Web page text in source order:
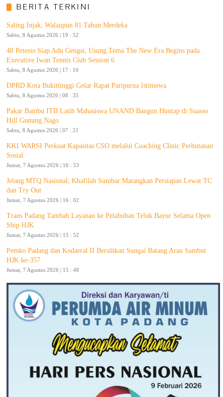
BERITA TERKINI
Saling Injak, Walaupun 81 Tahun Merdeka
Sabtu, 8 Agustus 2026 | 19 : 52
48 Petenis Siap Adu Gengsi, Usung Tema The New Era Begins pada
Executive Iwan Tennis Club Session 6
Sabtu, 8 Agustus 2026 | 17 : 10
DPRD Kota Bukittinggi Gelar Rapat Paripurna Istimewa
Sabtu, 8 Agustus 2026 | 08 : 35
Pakar Bambu ITB Latih Mahasiswa UNAND Bangun Huntap di Suasso
Hill Gunung Nago
Sabtu, 8 Agustus 2026 | 07 : 21
KKI WARSI Perkuat Kapasitas CSO melalui Coaching Clinic Perhutanan
Sosial
Jumat, 7 Agustus 2026 | 16 : 53
Jelang MTQ Nasional, Khafilah Sumbar Matangkan Persiapan Lewat TC
dan Try Out
Jumat, 7 Agustus 2026 | 16 : 02
Trans Padang Tambah Layanan ke Pelabuhan Teluk Bayur Selama Open
Ship HJK
Jumat, 7 Agustus 2026 | 15 : 52
Pemko Padang dan Kodaeral II Bersihkan Sungai Batang Arau Sambut
HJK ke-357
Jumat, 7 Agustus 2026 | 15 : 48